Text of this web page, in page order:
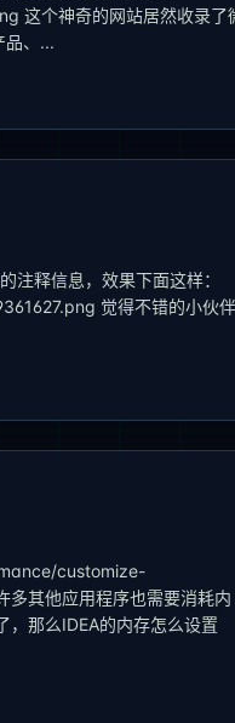
这个神奇的网站居然收录了
品、...
注释信息，效果下面这样：
觉得不错的小伙
customize-
多其他应用程序也需要消耗内
，那么IDEA的内存怎么设置